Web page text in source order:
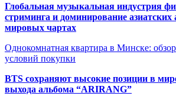
Глобальная музыкальная индустрия
стриминга и доминирование азиатских
мировых чартах
Однокомнатная квартира в Минске:
условий покупки
BTS сохраняют высокие позиции в
выхода альбома “ARIRANG”